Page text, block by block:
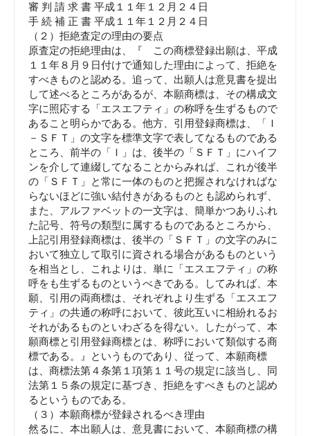
審 判 請 求 書 平成１１年１２月２４日
手 続 補 正 書 平成１１年１２月２４日
（２）拒絶査定の理由の要点
原査定の拒絶理由は、『 この商標登録出願は、平成
１１年８月９日付けで通知した理由によって、拒絶を
すべきものと認める。追って、出願人は意見書を提出
して述べるところがあるが、本願商標は、その構成文
字に照応する「エスエフティ」の称呼を生ずるもので
あること明らかである。他方、引用登録商標は、「Ｉ
－ＳＦＴ」の文字を標準文字で表してなるものである
ところ、前半の「Ｉ」は、後半の「ＳＦＴ」にハイフ
ンを介して連綴してなることからみれば、これが後半
の「ＳＦＴ」と常に一体のものと把握されなければな
らないほどに強い結付きがあるものとも認められず、
また、アルファベットの一文字は、簡単かつありふれ
た記号、符号の類型に属するものであるところから、
上記引用登録商標は、後半の「ＳＦＴ」の文字のみに
おいて独立して取引に資される場合があるものという
を相当とし、これよりは、単に「エスエフティ」の称
呼をも生ずるものというべきである。してみれば、本
願、引用の両商標は、それぞれより生ずる「エスエフ
ティ」の共通の称呼において、彼此互いに相紛れるお
それがあるものといわざるを得ない。したがって、本
願商標と引用登録商標とは、称呼において類似する商
標である。』というものであり、従って、本願商標
は、商標法第４条第１項第１１号の規定に該当し、同
法第１５条の規定に基づき、拒絶をすべきものと認め
るというものである。
（３）本願商標が登録されるべき理由
然るに、本出願人は、意見書において、本願商標の構